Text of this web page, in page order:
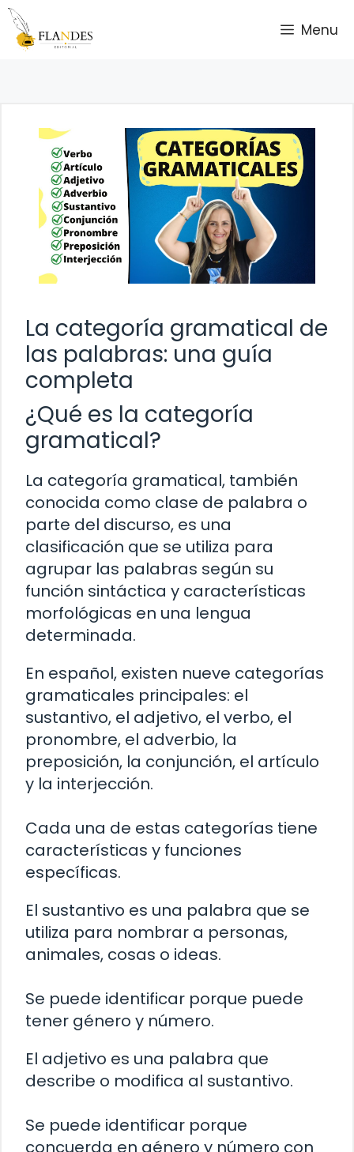
Saltar
contenido
Menu
La categoría gramatical de
las palabras: una guía
completa
¿Qué es la categoría
gramatical?
La categoría gramatical, también
conocida como clase de palabra o
parte del discurso, es una
clasificación que se utiliza para
agrupar las palabras según su
función sintáctica y características
morfológicas en una lengua
determinada.
En español, existen nueve categorías
gramaticales principales: el
sustantivo, el adjetivo, el verbo, el
pronombre, el adverbio, la
preposición, la conjunción, el artículo
y la interjección.
Cada una de estas categorías tiene
características y funciones
específicas.
El sustantivo es una palabra que se
utiliza para nombrar a personas,
animales, cosas o ideas.
Se puede identificar porque puede
tener género y número.
El adjetivo es una palabra que
describe o modifica al sustantivo.
Se puede identificar porque
concuerda en género y número con